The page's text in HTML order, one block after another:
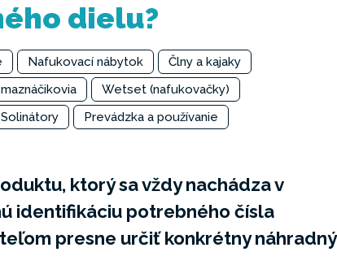
dielu?
Nafukovací nábytok
Člny a kajaky
Wetset (nafukovačky)
Solinátory Prevádzka a používanie
ktorý sa vždy nachádza v
identifikáciu potrebného čísla
presne určiť konkrétny náhradný